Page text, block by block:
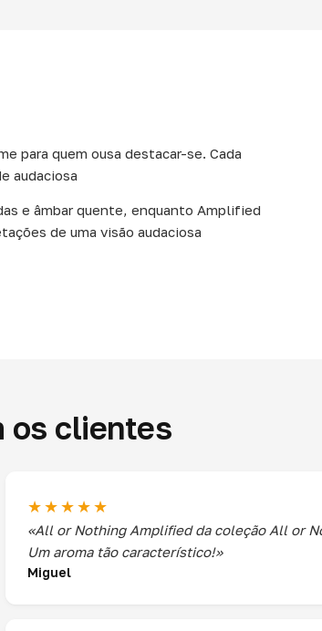
para quem ousa destacar-se. Cada
audaciosa
e âmbar quente, enquanto Amplified
de uma visão audaciosa
os clientes
★★★★★
«All or Nothing Amplified da coleção All or
Um aroma tão característico!»
Miguel